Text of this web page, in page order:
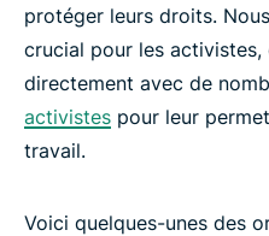
protéger leurs droits.
crucial pour les
directement avec de
activistes pour leur
travail.
Voici quelques-unes des